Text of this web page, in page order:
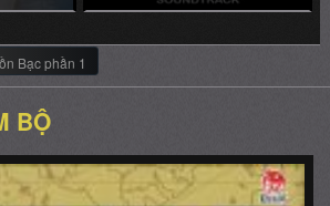
Bạc phần 1
BỘ